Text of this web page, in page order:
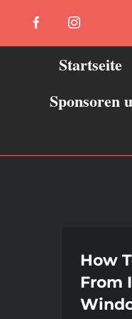
FacebookInstagram
Startseite
Sponsoren
How
From